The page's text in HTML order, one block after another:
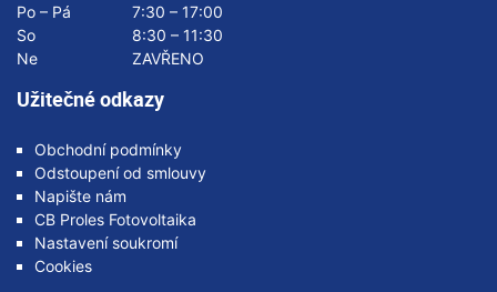
Po – Pá
7:30 – 17:00
So
8:30 – 11:30
Ne
ZAVŘENO
Užitečné odkazy
Obchodní podmínky
Odstoupení od smlouvy
Napište nám
CB Proles Fotovoltaika
Nastavení soukromí
Cookies